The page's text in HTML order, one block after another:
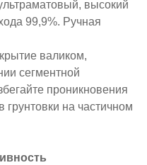
высокий
99,9%. Ручная
валиком,
сегментной
проникновения
на частичном